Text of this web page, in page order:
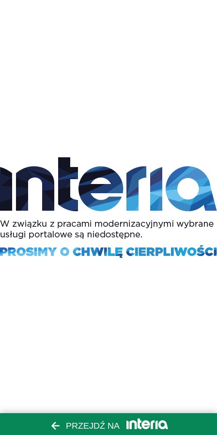
PRZEJDŹ NA